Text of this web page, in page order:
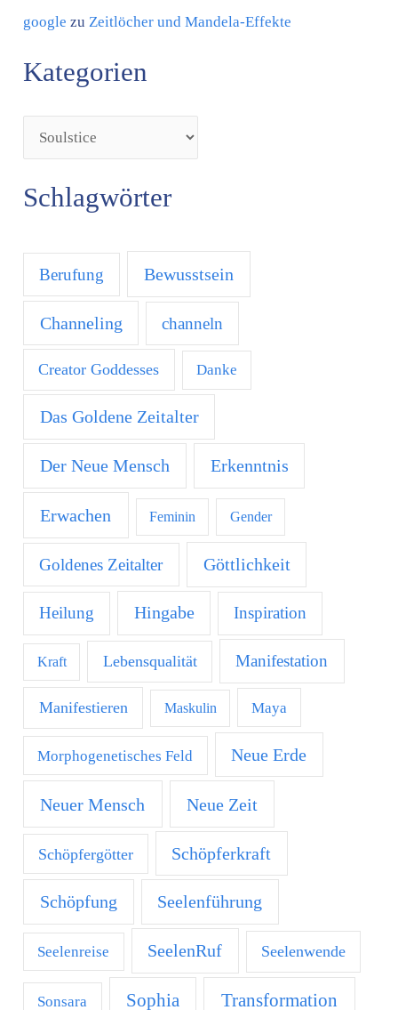
google zuZeitlöcher und Mandela-Effekte
Kategorien
Schlagwörter
Berufung Bewusstsein
Channeling channeln
Creator Goddesses Danke
Das Goldene Zeitalter
Der Neue Mensch Erkenntnis
Erwachen Feminin Gender
Goldenes Zeitalter Göttlichkeit
Heilung Hingabe Inspiration
Kraft Lebensqualität Manifestation
Manifestieren Maskulin Maya
Morphogenetisches Feld Neue Erde
Neuer Mensch Neue Zeit
Schöpfergötter Schöpferkraft
Schöpfung Seelenführung
Seelenreise SeelenRuf Seelenwende
Sonsara Sophia Transformation